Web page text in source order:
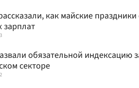
как майские праздники
зарплат
обязательной индексацию
секторе